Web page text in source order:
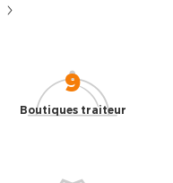
9
Boutiques traiteur